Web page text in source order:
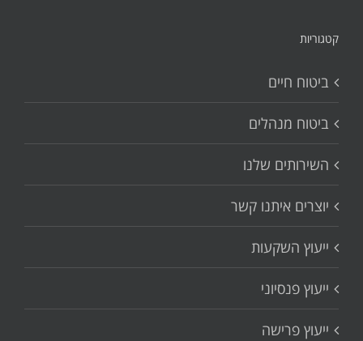
קטגוריות
ביטוח חיים
ביטוח מנהלים
השירותים שלנו
יוצרים איתנו קשר
ייעוץ השקעות
ייעוץ פנסיוני
ייעוץ פרישה